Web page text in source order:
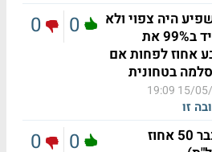
היה צפוי ולא
הפתיע. יוריד ב99% את
הריבית ברבע אחוז לפחות אם
בטחונית
15/05/
זו
0
0
עדיף להוריד כבר 50 אחוז
0
0